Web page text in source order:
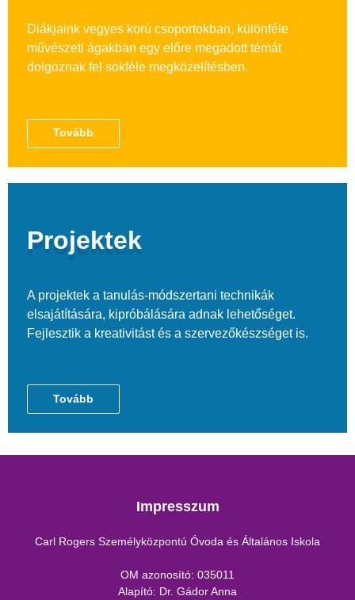
Diákjaink vegyes korú csoportokban, különféle
művészeti ágakban egy előre megadott témát
dolgoznak fel sokféle megközelítésben.
Tovább
Projektek
A projektek a tanulás-módszertani technikák
elsajátítására, kipróbálására adnak lehetőséget.
Fejlesztik a kreativitást és a szervezőkészséget is.
Tovább
Impresszum
Carl Rogers Személyközpontú Óvoda és Általános Iskola
OM azonosító: 035011
Alapító: Dr. Gádor Anna